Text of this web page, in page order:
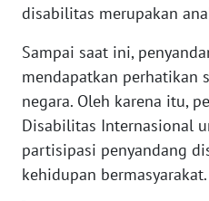
disabilitas merupakan
Sampai saat ini,
mendapatkan perhatikan
negara. Oleh karena itu,
Disabilitas Internasional
partisipasi penyandang
kehidupan bermasyarakat.
WN
WN
NTT
WN
KEPRI